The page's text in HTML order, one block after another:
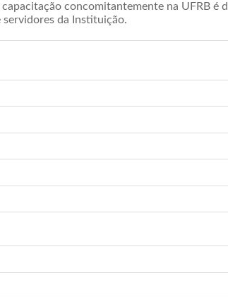
concomitantemente na UFRB é
servidores da Instituição.